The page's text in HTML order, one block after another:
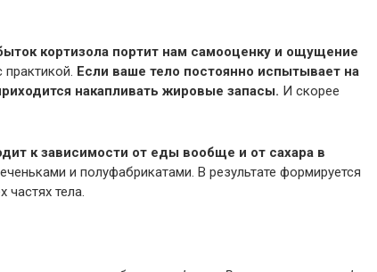
кортизола портит нам самооценку и ощущение
практикой. Если ваше тело постоянно испытывает на
накапливать жировые запасы. И скорее
к зависимости от еды вообще и от сахара в
и полуфабрикатами. В результате формируется
тела.